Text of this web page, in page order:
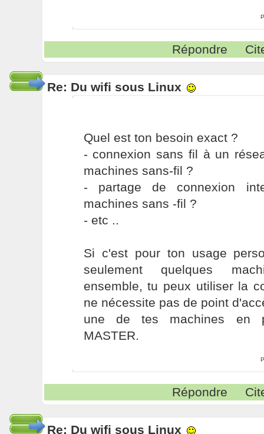
Répondre
Re: Du wifi sous Linux
Quel est ton besoin exact ?
- connexion sans fil à un
machines sans-fil ?
- partage de connexion
machines sans -fil ?
- etc ..
Si c'est pour ton usage
seulement quelques
ensemble, tu peux utiliser la
ne nécessite pas de point
une de tes machines en
MASTER.
Répondre
Re: Du wifi sous Linux